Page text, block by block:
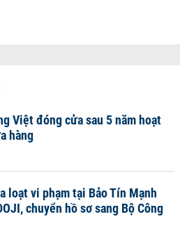
Việt đóng cửa sau 5 năm hoạt
hàng
loạt vi phạm tại Bảo Tín Mạnh
chuyển hồ sơ sang Bộ Công